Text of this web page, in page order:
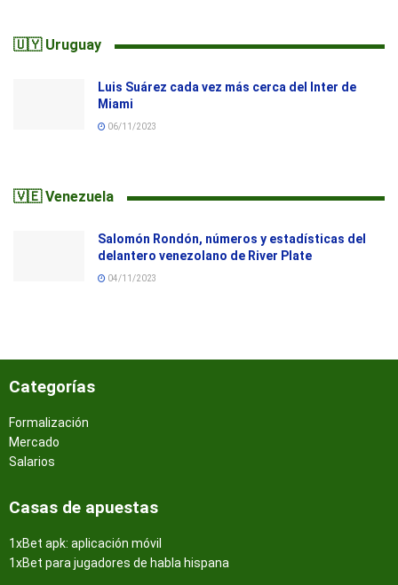
🇺🇾 Uruguay
Luis Suárez cada vez más cerca del Inter de
Miami
06/11/2023
🇻🇪 Venezuela
Salomón Rondón, números y estadísticas del
delantero venezolano de River Plate
04/11/2023
Categorías
Formalización
Mercado
Salarios
Casas de apuestas
1xBet apk: aplicación móvil
1xBet para jugadores de habla hispana